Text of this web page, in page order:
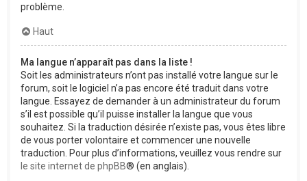
problème.
Haut
Ma langue n’apparaît pas dans la liste !
Soit les administrateurs n’ont pas installé votre langue sur le
forum, soit le logiciel n’a pas encore été traduit dans votre
langue. Essayez de demander à un administrateur du forum
s’il est possible qu’il puisse installer la langue que vous
souhaitez. Si la traduction désirée n’existe pas, vous êtes libre
de vous porter volontaire et commencer une nouvelle
traduction. Pour plus d’informations, veuillez vous rendre sur
le site internet de phpBB® (en anglais).